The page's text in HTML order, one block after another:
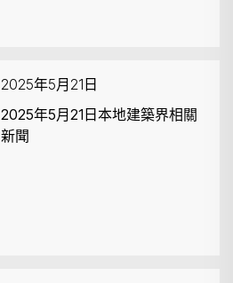
2025年5月21日
2025年5月21日本地建築界相關
新聞